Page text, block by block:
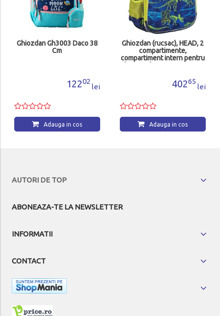
Ghiozdan Gh3003 Daco 38
Cm
12202
lei
Adauga in cos
Ghiozdan (rucsac), HEAD, 2
compartimente,
compartiment intern pentru
40265
lei
Adauga in cos
AUTORI DE TOP
ABONEAZA-TE LA NEWSLETTER
INFORMATII
CONTACT